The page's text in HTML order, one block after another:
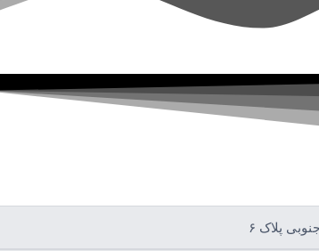
پلاک ۶